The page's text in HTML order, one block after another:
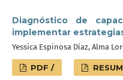
Diagnóstico de
implementar
Yessica Espinosa Díaz, Alma
PDF /